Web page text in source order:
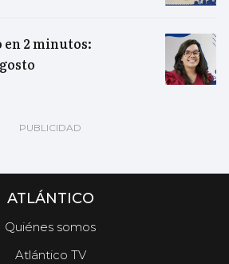
2 minutos:
ATLÁNTICO
Quiénes somos
Atlántico TV